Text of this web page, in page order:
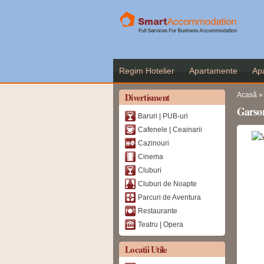
Regim Hotelier Apartamente
Divertisment
Baruri | PUB-uri
Cafenele | Ceainarii
Cazinouri
Cinema
Cluburi
Cluburi de Noapte
Parcuri de Aventura
Restaurante
Teatru | Opera
Locatii Utile
Acasă »